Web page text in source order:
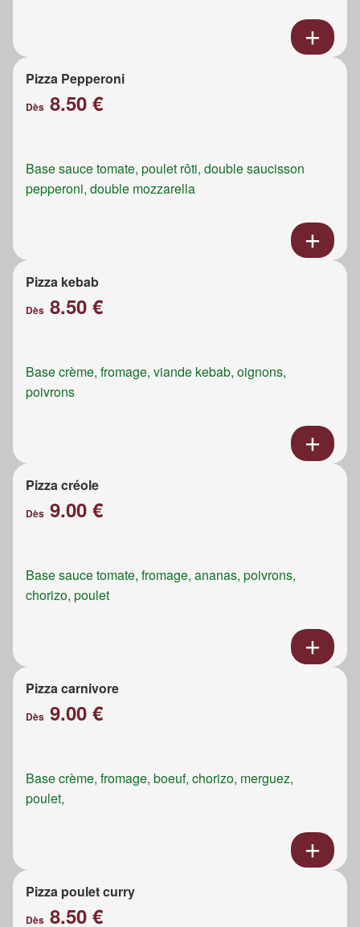
Pizza Pepperoni
Dès 8.50 €
Base sauce tomate, poulet rôti, double saucisson
pepperoni, double mozzarella
Pizza kebab
Dès 8.50 €
Base crème, fromage, viande kebab, oignons,
poivrons
Pizza créole
Dès 9.00 €
Base sauce tomate, fromage, ananas, poivrons,
chorizo, poulet
Pizza carnivore
Dès 9.00 €
Base crème, fromage, boeuf, chorizo, merguez,
poulet,
Pizza poulet curry
Dès 8.50 €